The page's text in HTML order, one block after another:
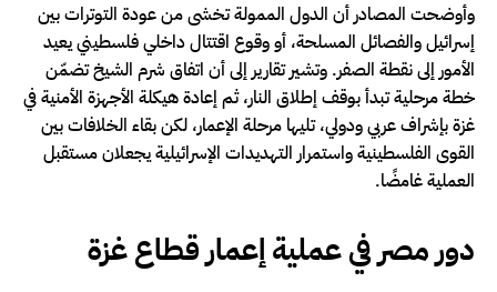
وأوضحت المصادر أن الدول الممولة تخشى من عودة التوترات بين
إسرائيل والفصائل المسلحة، أو وقوع اقتتال داخلي فلسطيني يعيد
الأمور إلى نقطة الصفر. وتشير تقارير إلى أن اتفاق شرم الشيخ تضمّن
خطة مرحلية تبدأ بوقف إطلاق النار، ثم إعادة هيكلة الأجهزة الأمنية في
غزة بإشراف عربي ودولي، تليها مرحلة الإعمار، لكن بقاء الخلافات بين
القوى الفلسطينية واستمرار التهديدات الإسرائيلية يجعلان مستقبل
العملية غامضًا.
دور مصر في عملية إعمار قطاع غزة